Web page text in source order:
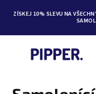
obsah
ZÍSKEJ 10% SLEVU NA